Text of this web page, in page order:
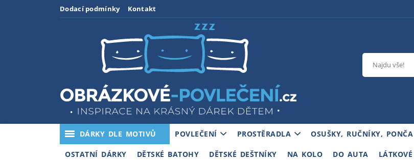
Dodací podmínky Kontakt
DÁRKY DLE MOTIVŮ POVLEČENÍ PROSTĚRADLA OSUŠKY, RUČNÍKY, PONČA
OSTATNÍ DÁRKY DĚTSKÉ BATOHY DĚTSKÉ DEŠTNÍKY NA KOLO DO AUTA